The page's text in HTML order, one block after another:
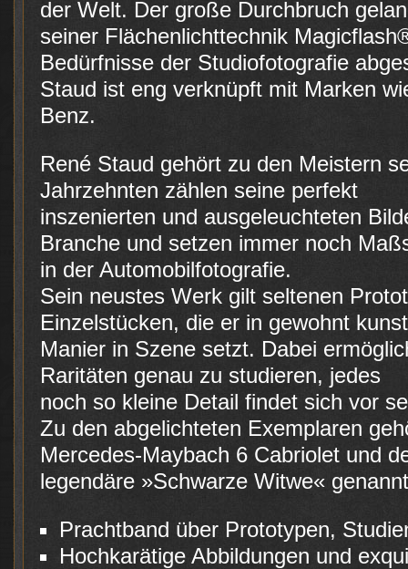
der Welt. Der große Durchbruch
seiner Flächenlichttechnik
Bedürfnisse der Studiofotografie
Staud ist eng verknüpft mit Marken
Benz.
René Staud gehört zu den Meistern
Jahrzehnten zählen seine perfekt
inszenierten und ausgeleuchteten
Branche und setzen immer noch
in der Automobilfotografie.
Sein neustes Werk gilt seltenen
Einzelstücken, die er in gewohnt
Manier in Szene setzt. Dabei
Raritäten genau zu studieren, jedes
noch so kleine Detail findet sich vor
Zu den abgelichteten Exemplaren
Mercedes-Maybach 6 Cabriolet und
legendäre »Schwarze Witwe«
Prachtband über Prototypen,
Hochkarätige Abbildungen und